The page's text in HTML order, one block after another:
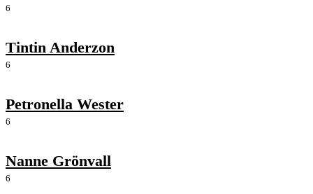
6
Tintin Anderzon
6
Petronella Wester
6
Nanne Grönvall
6